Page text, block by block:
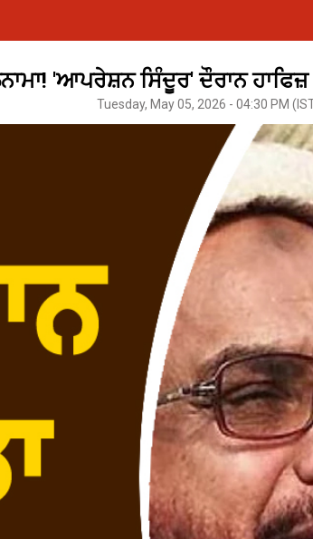
'ਆਪਰੇਸ਼ਨ ਸਿੰਦੂਰ' ਦੌਰਾਨ
Tuesday, May 05, 2026 - 04:30 PM